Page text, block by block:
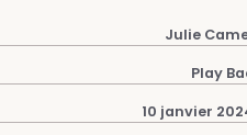
Julie
Play
10 janvier